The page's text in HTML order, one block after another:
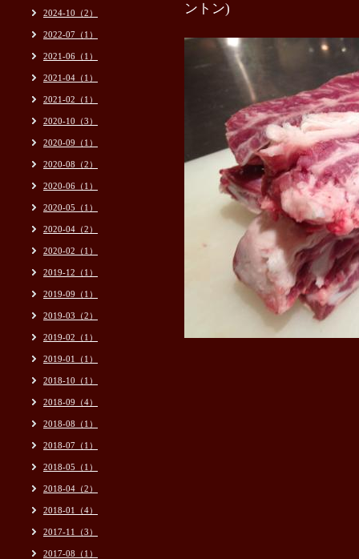
ントン)
2024-10（2）
2022-07（1）
2021-06（1）
2021-04（1）
2021-02（1）
2020-10（3）
2020-09（1）
2020-08（2）
2020-06（1）
2020-05（1）
2020-04（2）
2020-02（1）
2019-12（1）
2019-09（1）
2019-03（2）
2019-02（1）
2019-01（1）
2018-10（1）
2018-09（4）
2018-08（1）
2018-07（1）
2018-05（1）
2018-04（2）
2018-01（4）
2017-11（3）
2017-08（1）